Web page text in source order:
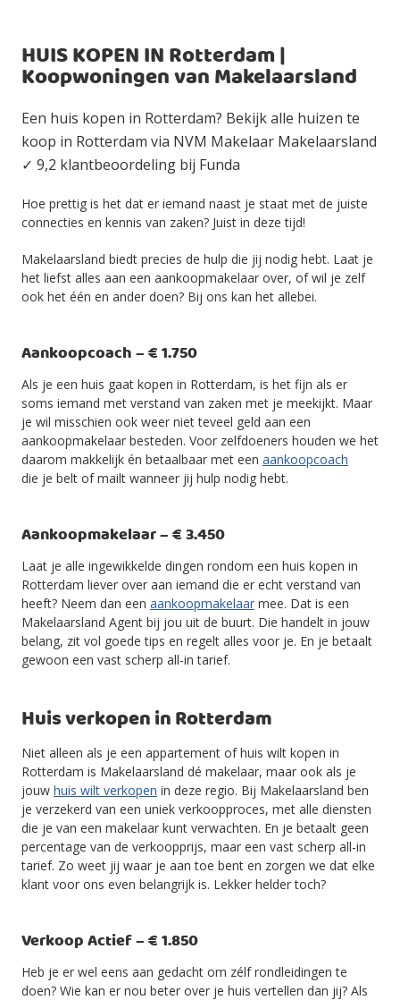
HUIS KOPEN IN Rotterdam |
Koopwoningen van Makelaarsland
Een huis kopen in Rotterdam? Bekijk alle huizen te
koop in Rotterdam via NVM Makelaar Makelaarsland
✓ 9,2 klantbeoordeling bij Funda
Hoe prettig is het dat er iemand naast je staat met de juiste
connecties en kennis van zaken? Juist in deze tijd!
Makelaarsland biedt precies de hulp die jij nodig hebt. Laat je
het liefst alles aan een aankoopmakelaar over, of wil je zelf
ook het één en ander doen? Bij ons kan het allebei.
Aankoopcoach – € 1.750
Als je een huis gaat kopen in Rotterdam, is het fijn als er
soms iemand met verstand van zaken met je meekijkt. Maar
je wil misschien ook weer niet teveel geld aan een
aankoopmakelaar besteden. Voor zelfdoeners houden we het
daarom makkelijk én betaalbaar met een aankoopcoach
die je belt of mailt wanneer jij hulp nodig hebt.
Aankoopmakelaar – € 3.450
Laat je alle ingewikkelde dingen rondom een huis kopen in
Rotterdam liever over aan iemand die er echt verstand van
heeft? Neem dan een aankoopmakelaar mee. Dat is een
Makelaarsland Agent bij jou uit de buurt. Die handelt in jouw
belang, zit vol goede tips en regelt alles voor je. En je betaalt
gewoon een vast scherp all-in tarief.
Huis verkopen in Rotterdam
Niet alleen als je een appartement of huis wilt kopen in
Rotterdam is Makelaarsland dé makelaar, maar ook als je
jouw huis wilt verkopen in deze regio. Bij Makelaarsland ben
je verzekerd van een uniek verkoopproces, met alle diensten
die je van een makelaar kunt verwachten. En je betaalt geen
percentage van de verkoopprijs, maar een vast scherp all-in
tarief. Zo weet jij waar je aan toe bent en zorgen we dat elke
klant voor ons even belangrijk is. Lekker helder toch?
Verkoop Actief – € 1.850
Heb je er wel eens aan gedacht om zélf rondleidingen te
doen? Wie kan er nou beter over je huis vertellen dan jij? Als